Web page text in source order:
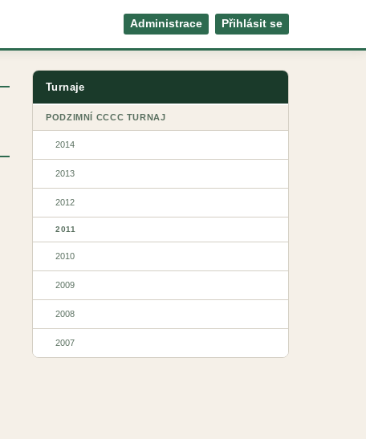
Administrace Přihlásit se
Turnaje
PODZIMNÍ CCCC TURNAJ
2014
2013
2012
2011
2010
2009
2008
2007